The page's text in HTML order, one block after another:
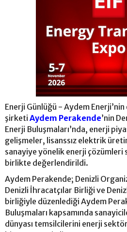
Enerji Günlüğü - Aydem
şirketi Aydem Perakende’nin
Enerji Buluşmaları’nda, enerji
gelişmeler, lisanssız elektrik
sanayiye yönelik enerji
birlikte değerlendirildi.
Aydem Perakende; Denizli
Denizli İhracatçılar Birliği ve
birliğiyle düzenlediği Aydem
Buluşmaları kapsamında
dünyası temsilcilerini enerji